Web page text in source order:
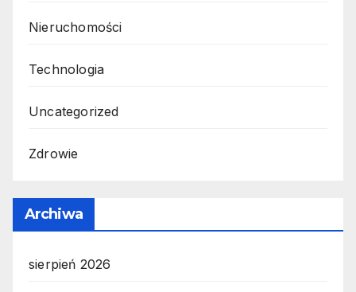
Nieruchomości
Technologia
Uncategorized
Zdrowie
Archiwa
sierpień 2026